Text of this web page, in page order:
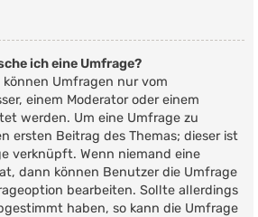
ich eine Umfrage?
Umfragen nur vom
einem Moderator oder einem
werden. Um eine Umfrage zu
ersten Beitrag des Themas; dieser ist
verknüpft. Wenn niemand eine
dann können Benutzer die Umfrage
bearbeiten. Sollte allerdings
haben, so kann die Umfrage